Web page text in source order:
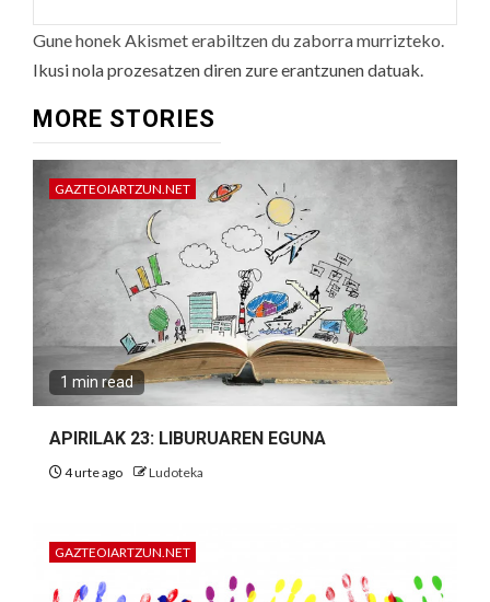
Gune honek Akismet erabiltzen du zaborra murrizteko.
Ikusi nola prozesatzen diren zure erantzunen datuak.
MORE STORIES
GAZTEOIARTZUN.NET
1 min read
APIRILAK 23: LIBURUAREN EGUNA
4 urte ago Ludoteka
GAZTEOIARTZUN.NET